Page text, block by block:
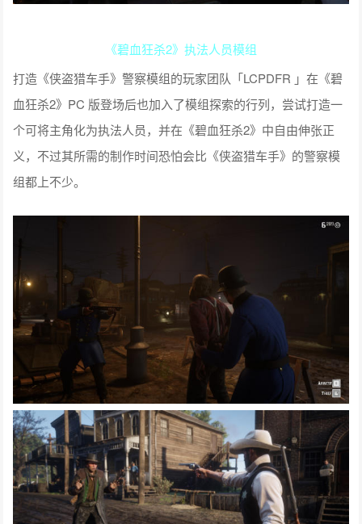
《碧血狂杀2》执法人员模组
打造《侠盗猎车手》警察模组的玩家团队「LCPDFR 」在《碧
血狂杀2》PC 版登场后也加入了模组探索的行列，尝试打造一
个可将主角化为执法人员，并在《碧血狂杀2》中自由伸张正
义，不过其所需的制作时间恐怕会比《侠盗猎车手》的警察模
组都上不少。